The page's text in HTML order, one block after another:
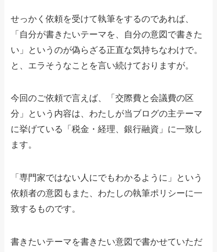
せっかく依頼を受けて執筆をするのであれば、
「自分が書きたいテーマを、自分の意図で書きた
い」というのが偽らざる正直な気持ちなわけで。
と、エラそうなことを言い続けておりますが。
今回のご依頼で言えば、「交際費と会議費の区
分」という内容は、わたしが当ブログの主テーマ
に挙げている「税金・経理、銀行融資」に一致し
ます。
「専門家ではない人にでもわかるように」という
依頼者の意図もまた、わたしの執筆ポリシーに一
致するものです。
書きたいテーマを書きたい意図で書かせていただ